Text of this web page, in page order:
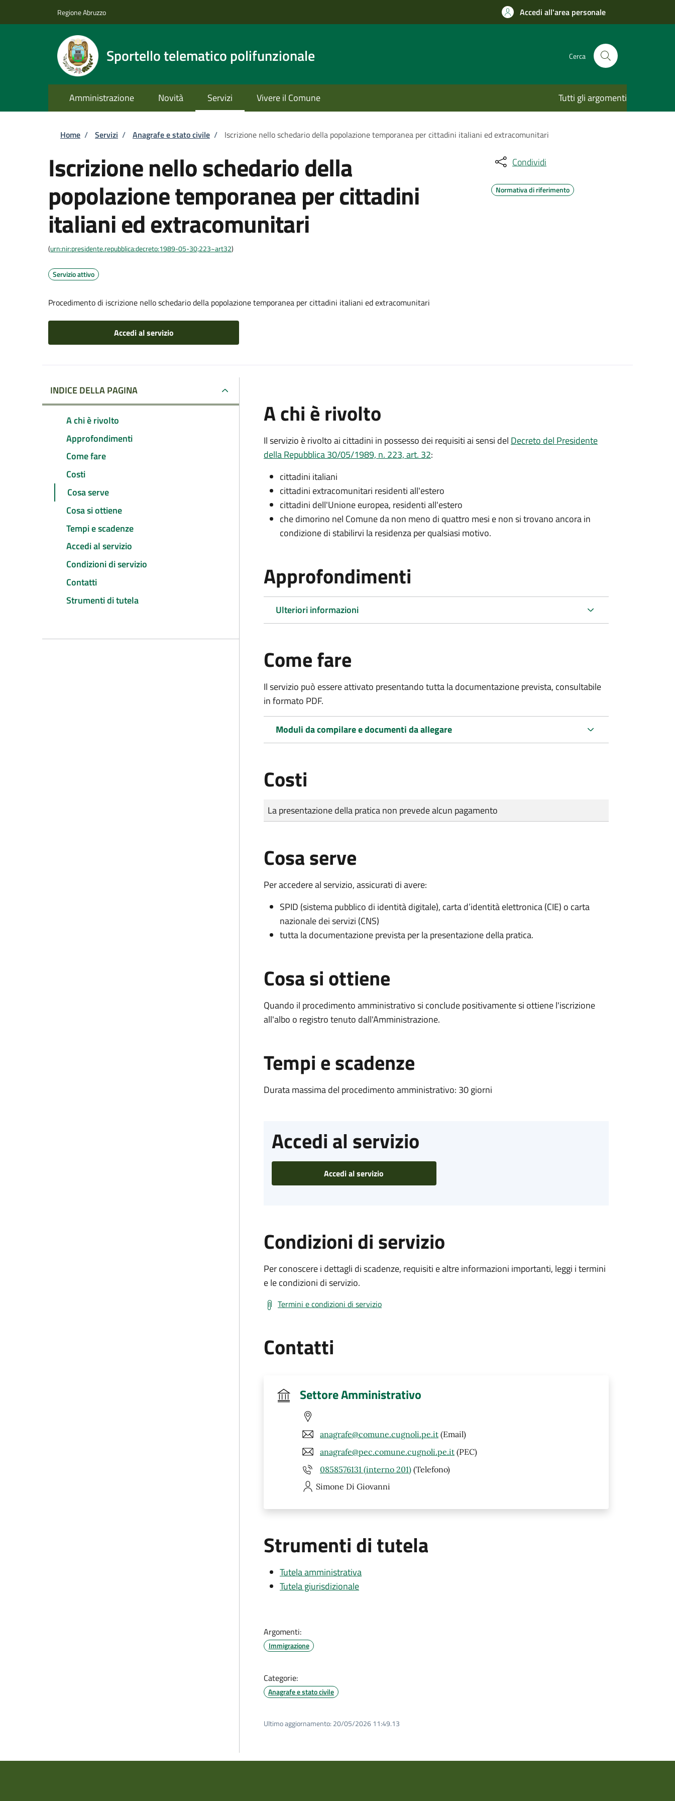
Regione Abruzzo Accedi all'area personale
Sportello telematico polifunzionale Cerca
Amministrazione Novità Servizi Vivere il Comune Tutti gli argomenti
Briciole di pane
Home / Servizi / Anagrafe e stato civile / Iscrizione nello schedario della popolazione temporanea per cittadini italiani ed extracomunitari
Iscrizione nello schedario della
popolazione temporanea per cittadini
italiani ed extracomunitari
(urn:nir:presidente.repubblica:decreto:1989-05-30;223~art32)
Servizio attivo
Procedimento di iscrizione nello schedario della popolazione temporanea per cittadini italiani ed extracomunitari
Accedi al servizio
Condividi
Normativa di riferimento
INDICE DELLA PAGINA
A chi è rivolto
Approfondimenti
Come fare
Costi
Cosa serve
Cosa si ottiene
Tempi e scadenze
Accedi al servizio
Condizioni di servizio
Contatti
Strumenti di tutela
A chi è rivolto
Il servizio è rivolto ai cittadini in possesso dei requisiti ai sensi del Decreto del Presidente
della Repubblica 30/05/1989, n. 223, art. 32:
cittadini italiani
cittadini extracomunitari residenti all'estero
cittadini dell'Unione europea, residenti all'estero
che dimorino nel Comune da non meno di quattro mesi e non si trovano ancora in
condizione di stabilirvi la residenza per qualsiasi motivo.
Approfondimenti
Ulteriori informazioni
Come fare
Il servizio può essere attivato presentando tutta la documentazione prevista, consultabile
in formato PDF.
Moduli da compilare e documenti da allegare
Costi
Tipo di pagamento
Importo
La presentazione della pratica non prevede alcun pagamento
Cosa serve
Per accedere al servizio, assicurati di avere:
SPID (sistema pubblico di identità digitale), carta d’identità elettronica (CIE) o carta
nazionale dei servizi (CNS)
tutta la documentazione prevista per la presentazione della pratica.
Cosa si ottiene
Quando il procedimento amministrativo si conclude positivamente si ottiene l'iscrizione
all'albo o registro tenuto dall'Amministrazione.
Tempi e scadenze
Durata massima del procedimento amministrativo: 30 giorni
Accedi al servizio
Accedi al servizio
Condizioni di servizio
Per conoscere i dettagli di scadenze, requisiti e altre informazioni importanti, leggi i termini
e le condizioni di servizio.
Termini e condizioni di servizio
Contatti
Settore Amministrativo
anagrafe@comune.cugnoli.pe.it (Email)
anagrafe@pec.comune.cugnoli.pe.it (PEC)
0858576131 (interno 201) (Telefono)
Simone Di Giovanni
Strumenti di tutela
Tutela amministrativa
Tutela giurisdizionale
Argomenti:
Immigrazione
Categorie:
Anagrafe e stato civile
Ultimo aggiornamento: 20/05/2026 11:49.13